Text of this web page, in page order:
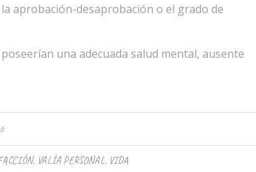
aprobación-desaprobación o el grado de
una adecuada salud mental, ausente
, VALÍA PERSONAL, VIDA